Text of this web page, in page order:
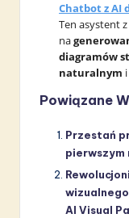
Chatbot z AI
Ten asystent
na
diagramów
naturalnym
Powiązane
Przestań
pierwszym
AI Visual